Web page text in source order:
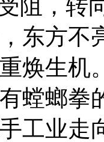
阻，转
东方不
焕生机
螳螂拳
工业走